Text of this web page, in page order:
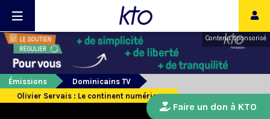
Contenu sponsorisé
Émissions
Dominicains TV
Olivier Servais : Le continent numérique
Faire un don à KTO